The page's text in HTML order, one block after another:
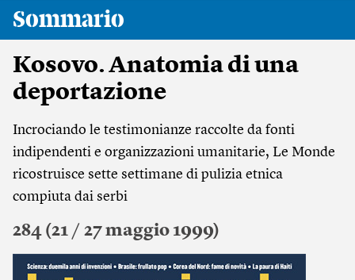
Sommario
Kosovo. Anatomia di una
deportazione
Incrociando le testimonianze raccolte da fonti
indipendenti e organizzazioni umanitarie, Le Monde
ricostruisce sette settimane di pulizia etnica
compiuta dai serbi
284 (21 / 27 maggio 1999)